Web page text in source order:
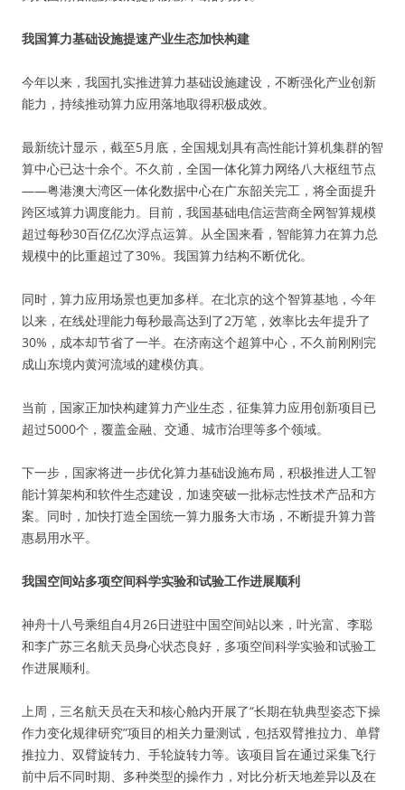
我国算力基础设施提速产业生态加快构建
今年以来，我国扎实推进算力基础设施建设，不断强化产业创新
能力，持续推动算力应用落地取得积极成效。
最新统计显示，截至5月底，全国规划具有高性能计算机集群的智
算中心已达十余个。不久前，全国一体化算力网络八大枢纽节点
——粤港澳大湾区一体化数据中心在广东韶关完工，将全面提升
跨区域算力调度能力。目前，我国基础电信运营商全网智算规模
超过每秒30百亿亿次浮点运算。从全国来看，智能算力在算力总
规模中的比重超过了30%。我国算力结构不断优化。
同时，算力应用场景也更加多样。在北京的这个智算基地，今年
以来，在线处理能力每秒最高达到了2万笔，效率比去年提升了
30%，成本却节省了一半。在济南这个超算中心，不久前刚刚完
成山东境内黄河流域的建模仿真。
当前，国家正加快构建算力产业生态，征集算力应用创新项目已
超过5000个，覆盖金融、交通、城市治理等多个领域。
下一步，国家将进一步优化算力基础设施布局，积极推进人工智
能计算架构和软件生态建设，加速突破一批标志性技术产品和方
案。同时，加快打造全国统一算力服务大市场，不断提升算力普
惠易用水平。
我国空间站多项空间科学实验和试验工作进展顺利
神舟十八号乘组自4月26日进驻中国空间站以来，叶光富、李聪
和李广苏三名航天员身心状态良好，多项空间科学实验和试验工
作进展顺利。
上周，三名航天员在天和核心舱内开展了“长期在轨典型姿态下操
作力变化规律研究”项目的相关力量测试，包括双臂推拉力、单臂
推拉力、双臂旋转力、手轮旋转力等。该项目旨在通过采集飞行
前中后不同时期、多种类型的操作力，对比分析天地差异以及在